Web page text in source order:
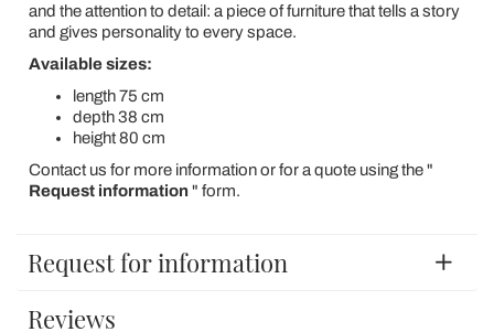
and the attention to detail: a piece of furniture that tells a story
and gives personality to every space.
Available sizes:
length 75 cm
depth 38 cm
height 80 cm
Contact us for more information or for a quote using the "
Request information " form.
Request for information
Reviews